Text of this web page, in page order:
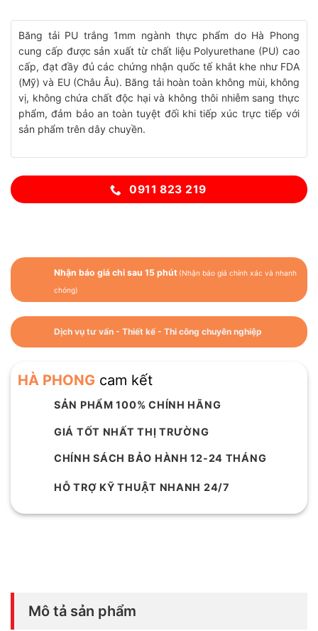
Băng tải PU trắng 1mm ngành thực phẩm do Hà Phong
cung cấp được sản xuất từ chất liệu Polyurethane (PU) cao
cấp, đạt đầy đủ các chứng nhận quốc tế khắt khe như FDA
(Mỹ) và EU (Châu Âu). Băng tải hoàn toàn không mùi, không
vị, không chứa chất độc hại và không thôi nhiễm sang thực
phẩm, đảm bảo an toàn tuyệt đối khi tiếp xúc trực tiếp với
sản phẩm trên dây chuyền.
0911 823 219
Nhận báo giá chi sau 15 phút (Nhận báo giá chính xác và nhanh
chóng)
Dịch vụ tư vấn - Thiết kế - Thi công chuyên nghiệp
HÀ PHONG cam kết
SẢN PHẨM 100% CHÍNH HÃNG
GIÁ TỐT NHẤT THỊ TRƯỜNG
CHÍNH SÁCH BẢO HÀNH 12-24 THÁNG
HỖ TRỢ KỸ THUẬT NHANH 24/7
Mô tả sản phẩm